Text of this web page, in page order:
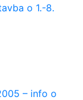
o 1.-8.
– info o